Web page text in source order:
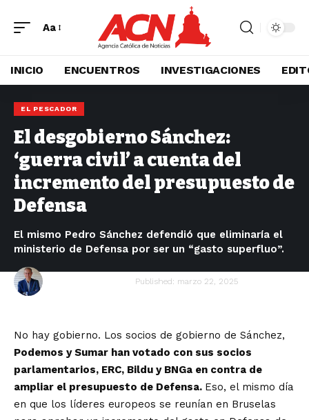
Aa
INICIO ENCUENTROS INVESTIGACIONES
EL PESCADOR
El desgobierno Sánchez:
‘guerra civil’ a cuenta del
incremento del presupuesto de
Defensa
El mismo Pedro Sánchez defendió que eliminaría el
ministerio de Defensa por ser un “gasto superfluo”.
Luis Losada Pescador Published: marzo 22, 2025
No hay gobierno. Los socios de gobierno de Sánchez,
Podemos y Sumar han votado con sus socios
parlamentarios, ERC, Bildu y BNGa en contra de
ampliar el presupuesto de Defensa. Eso, el mismo día
en que los líderes europeos se reunían en Bruselas